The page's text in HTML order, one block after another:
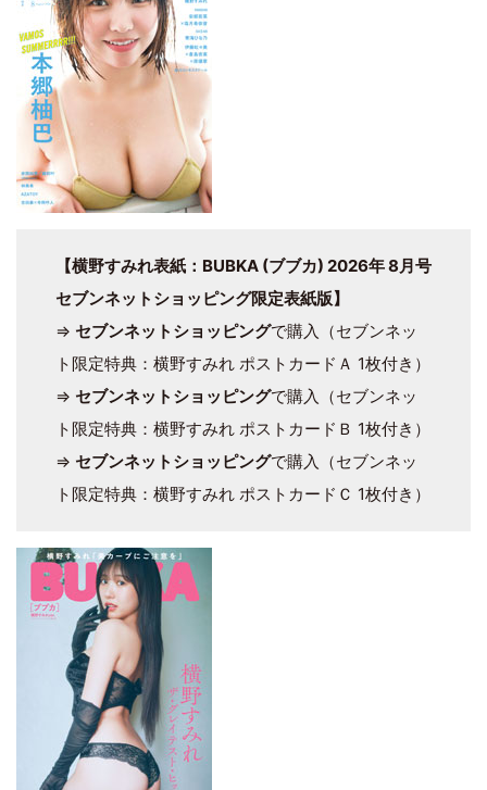
【横野すみれ表紙：BUBKA (ブブカ) 2026年 8月号
セブンネットショッピング限定表紙版】
⇒ セブンネットショッピングで購入（セブンネッ
ト限定特典：横野すみれ ポストカードＡ 1枚付き）
⇒ セブンネットショッピングで購入（セブンネッ
ト限定特典：横野すみれ ポストカードＢ 1枚付き）
⇒ セブンネットショッピングで購入（セブンネッ
ト限定特典：横野すみれ ポストカードＣ 1枚付き）